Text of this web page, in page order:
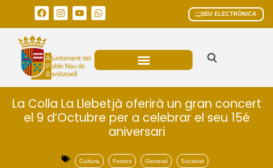
SEU ELECTRÒNICA
La Colla La Llebetjà oferirà un gran concert
el 9 d’Octubre per a celebrar el seu 15é
aniversari
Cultura Festes General Societat